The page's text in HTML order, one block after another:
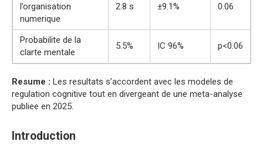
l’organisation
numerique
2.8 s ±9.1% 0.06
Probabilite de la
clarte mentale
5.5% IC 96% p<0.06
Resume : Les resultats s’accordent avec les modeles de
regulation cognitive tout en divergeant de une meta-analyse
publiee en 2025.
Introduction